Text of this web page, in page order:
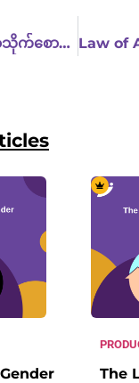
ဘုရင်နဲ့ ရတနာသိုက်စောင့်တဲ့ နဂါး
The